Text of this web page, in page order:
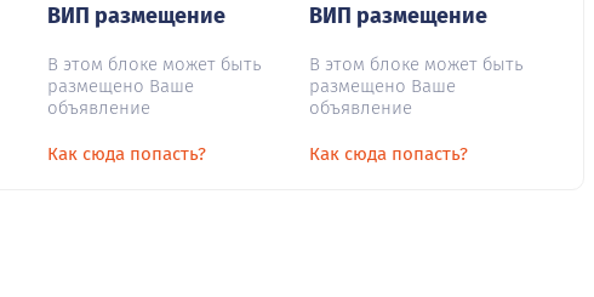
ВИП размещение
В этом блоке может быть
размещено Ваше
объявление
Как сюда попасть?
ВИП размещение
В этом блоке может быть
размещено Ваше
объявление
Как сюда попасть?